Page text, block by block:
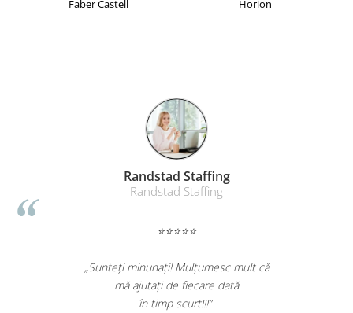
Faber Castell Horion
Randstad Staffing
Randstad Staffing
⭐⭐⭐⭐⭐
„Sunteți minunați! Mulțumesc mult că
mă ajutați de fiecare dată
în timp scurt!!!”